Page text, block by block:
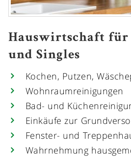
Hauswirtschaft für
und Singles
Kochen, Putzen,
Wohnraumreinigungen
Bad- und
Einkäufe zur
Fenster- und
Wahrnehmung